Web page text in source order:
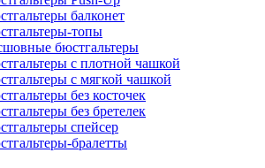
балконет
топы
бюстгальтеры
с плотной чашкой
с мягкой чашкой
без косточек
без бретелек
спейсер
бралетты